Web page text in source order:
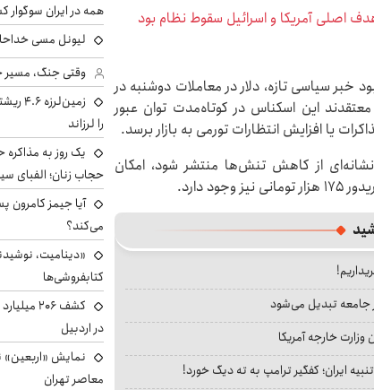
اصلی آمریکا و اسرائیل سقوط نظام بود
خبر سیاسی تازه، دلار در معاملات دوشنبه در
آنها معتقدند این اسکناس در کوتاه‌مدت توان عبور
یا افزایش انتظارات تورمی به بازار برسد.
از کاهش تنش‌ها منتشر شود، امکان
دارد.
جامعه تبدیل می‌شود
خارجه آمریکا
ایران؛ کفگیر ترامپ به ته دیگ خورد!
همه در ایران
لیونل مسی
وقتی جنگ، مسیر
را لرزاند
یک روز به
حجاب زنان؛ الفبای
می‌کند؟
«دینامیت،
کتابفروشی‌ها
کشف ۲۰۶
در اردبیل
نمایش «اربعین»
معاصر تهران